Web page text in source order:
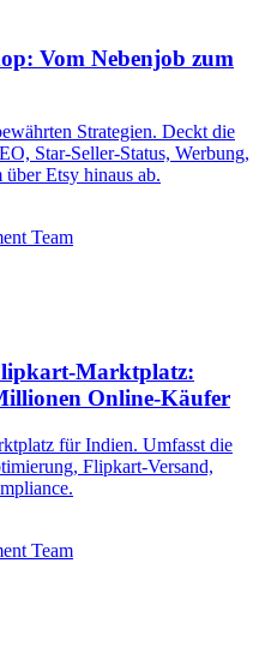
Vom Nebenjob zum
Strategien. Deckt die
Star-Seller-Status, Werbung,
Etsy hinaus ab.
Team
Marktplatz:
Online-Käufer
für Indien. Umfasst die
Flipkart-Versand,
Team